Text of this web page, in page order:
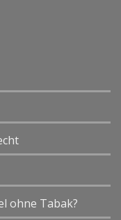
ohne Tabak?